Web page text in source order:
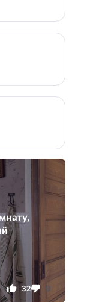
32 0